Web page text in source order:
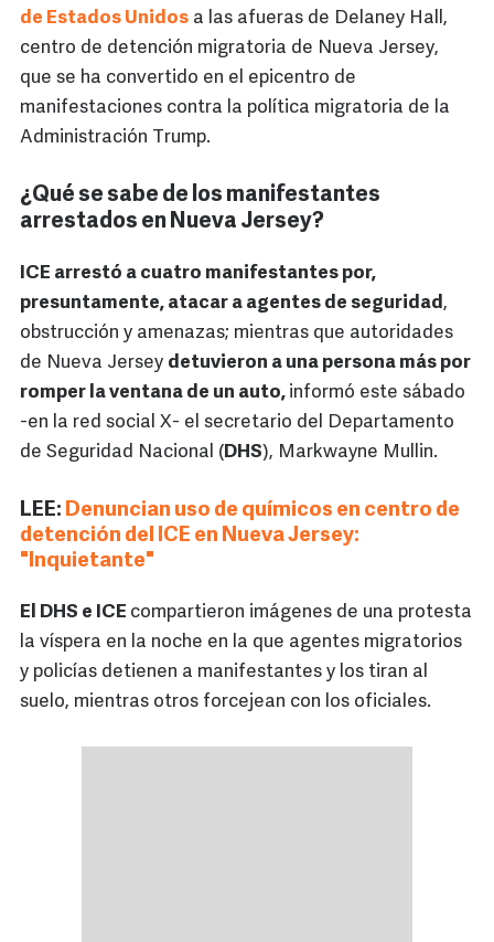
de Estados Unidos a las afueras de Delaney Hall,
centro de detención migratoria de Nueva Jersey,
que se ha convertido en el epicentro de
manifestaciones contra la política migratoria de la
Administración Trump.
¿Qué se sabe de los manifestantes
arrestados en Nueva Jersey?
ICE arrestó a cuatro manifestantes por,
presuntamente, atacar a agentes de seguridad,
obstrucción y amenazas; mientras que autoridades
de Nueva Jersey detuvieron a una persona más por
romper la ventana de un auto, informó este sábado
-en la red social X- el secretario del Departamento
de Seguridad Nacional (DHS), Markwayne Mullin.
LEE: Denuncian uso de químicos en centro de
detención del ICE en Nueva Jersey:
"Inquietante"
El DHS e ICE compartieron imágenes de una protesta
la víspera en la noche en la que agentes migratorios
y policías detienen a manifestantes y los tiran al
suelo, mientras otros forcejean con los oficiales.